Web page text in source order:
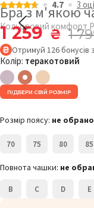
4.7 3
Бра з м'якою
Кольоровий комфорт
1 259₴ 1
Отримуй 126бонусів
Колір: теракотовий
ПІДБЕРИ СВІЙ РОЗМІР
Розмір поясу: не обрано
70 75 80 85
Повнота чашки: не
B C D E